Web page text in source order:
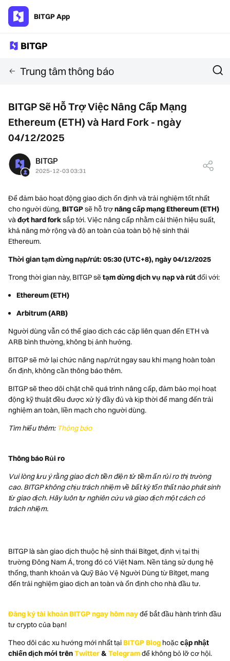
BITGP App
Trung tâm thông báo
BITGP Sẽ Hỗ Trợ Việc Nâng Cấp Mạng
Ethereum (ETH) và Hard Fork - ngày
04/12/2025
BITGP
2025-12-03 03:31
Để đảm bảo hoạt động giao dịch ổn định và trải nghiệm tốt nhất
cho người dùng,BITGPsẽ hỗ trợnâng cấp mạng Ethereum (ETH)
và đợt hard forksắp tới. Việc nâng cấp nhằm cải thiện hiệu suất,
khả năng mở rộng và độ an toàn của toàn bộ hệ sinh thái
Ethereum.
Thời gian tạm dừng nạp/rút: 05:30 (UTC+8), ngày 04/12/2025
Trong thời gian này, BITGP sẽtạm dừng dịch vụ nạp và rútđối với:
Ethereum (ETH)
Arbitrum (ARB)
Người dùng vẫn có thể giao dịch các cặp liên quan đến ETH và
ARB bình thường, không bị ảnh hưởng.
BITGP sẽ mở lại chức năng nạp/rút ngay sau khi mạng hoàn toàn
ổn định, không cần thông báo thêm.
BITGP sẽ theo dõi chặt chẽ quá trình nâng cấp, đảm bảo mọi hoạt
động kỹ thuật đều được xử lý đầy đủ và kịp thời để mang đến trải
nghiệm an toàn, liền mạch cho người dùng.
Tìm hiểu thêm: Thông báo
Thông báo Rủi ro
Vui lòng lưu ý rằng giao dịch tiền điện tử tiềm ẩn rủi ro thị trường
cao. BITGP không chịu trách nhiệm về bất kỳ tổn thất nào phát sinh
từ giao dịch. Hãy luôn tự nghiên cứu và giao dịch một cách có
trách nhiệm.
BITGP là sàn giao dịch thuộc hệ sinh thái Bitget, định vị tại thị
trường Đông Nam Á, trong đó có Việt Nam. Nền tảng sử dụng hệ
thống, thanh khoản và Quỹ Bảo Vệ Người Dùng từ Bitget, mang
đến trải nghiệm giao dịch an toàn và ổn định cho nhà đầu tư.
Đăng ký tài khoản BITGP ngay hôm nayđể bắt đầu hành trình đầu
tư crypto của bạn!
Theo dõi các xu hướng mới nhất tạiBITGP Blog hoặc cập nhật
chiến dịch mới trênTwitter&Telegramđể không bỏ lỡ cơ hội.